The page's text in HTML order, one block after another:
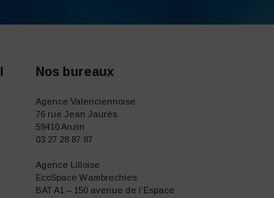
Nos bureaux
Agence Valenciennoise
76 rue Jean Jaurès
59410 Anzin
03 27 28 87 87
Agence Lilloise
EcoSpace Wambrechies
BAT A1 – 150 avenue de l’Espace